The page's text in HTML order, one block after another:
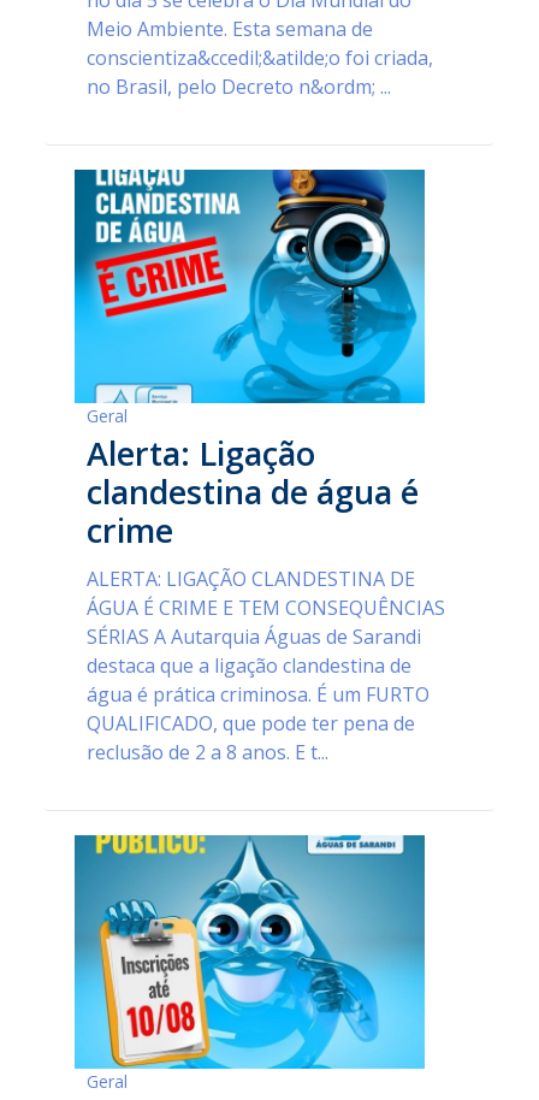
Meio Ambiente. Esta semana de
conscientiza&ccedil;&atilde;o foi criada,
no Brasil, pelo Decreto n&ordm; ...
Geral
Alerta: Ligação
clandestina de água é
crime
ALERTA: LIGAÇÃO CLANDESTINA DE
ÁGUA É CRIME E TEM CONSEQUÊNCIAS
SÉRIAS A Autarquia Águas de Sarandi
destaca que a ligação clandestina de
água é prática criminosa. É um FURTO
QUALIFICADO, que pode ter pena de
reclusão de 2 a 8 anos. E t...
Geral